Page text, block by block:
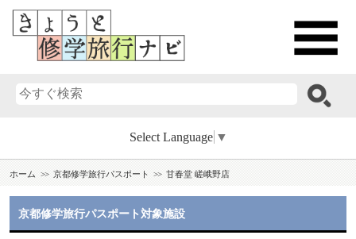
Select Language ▼
ホーム 京都修学旅行パスポート 甘春堂 嵯峨野店
京都修学旅行パスポート対象施設